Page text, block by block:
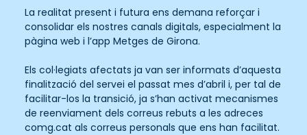
La realitat present i futura ens demana reforçar i
consolidar els nostres canals digitals, especialment la
pàgina web i l’app Metges de Girona.
Els col·legiats afectats ja van ser informats d’aquesta
finalització del servei el passat mes d’abril i, per tal de
facilitar-los la transició, ja s’han activat mecanismes
de reenviament dels correus rebuts a les adreces
comg.cat als correus personals que ens han facilitat.